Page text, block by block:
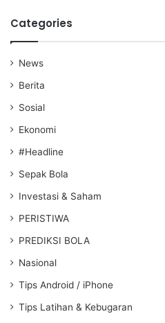
Categories
News
Berita
Sosial
Ekonomi
#Headline
Sepak Bola
Investasi & Saham
PERISTIWA
PREDIKSI BOLA
Nasional
Tips Android / iPhone
Tips Latihan & Kebugaran